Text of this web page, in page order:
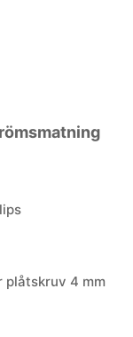
plåtskruv 4 mm